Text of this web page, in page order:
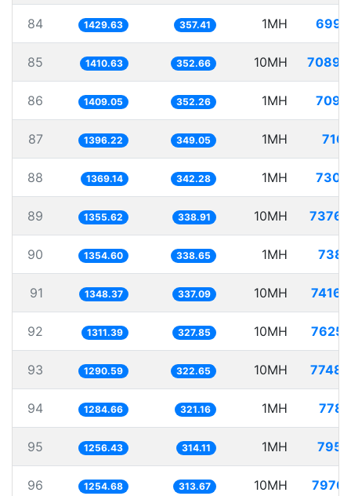
84 1429.63 357.41 1MH
85 1410.63 352.66 10MH
86 1409.05 352.26 1MH
87 1396.22 349.05 1MH
88 1369.14 342.28 1MH
89 1355.62 338.91 10MH
90 1354.60 338.65 1MH
91 1348.37 337.09 10MH
92 1311.39 327.85 10MH
93 1290.59 322.65 10MH
94 1284.66 321.16 1MH
95 1256.43 314.11 1MH
96 1254.68 313.67 10MH